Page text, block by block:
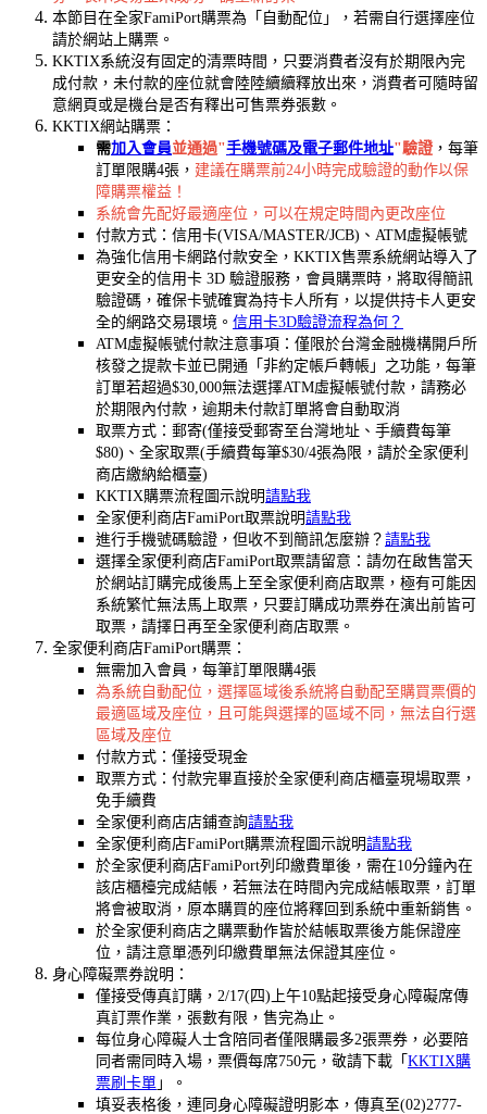
本節目在全家FamiPort購票為「自動配位」，若需自行選擇座位
請於網站上購票。
KKTIX系統沒有固定的清票時間，只要消費者沒有於期限內完
成付款，未付款的座位就會陸陸續續釋放出來，消費者可隨時留
意網頁或是機台是否有釋出可售票券張數。
KKTIX網站購票：
需加入會員並通過"手機號碼及電子郵件地址"驗證 ，每筆
訂單限購4張， 建議在購票前24小時完成驗證的動作以保
障購票權益！
系統會先配好最適座位，可以在規定時間內更改座位
付款方式：信用卡(VISA/MASTER/JCB)、ATM虛擬帳號
為強化信用卡網路付款安全，KKTIX售票系統網站導入了
更安全的信用卡 3D 驗證服務，會員購票時，將取得簡訊
驗證碼，確保卡號確實為持卡人所有，以提供持卡人更安
全的網路交易環境。 信用卡3D驗證流程為何？
ATM虛擬帳號付款注意事項：僅限於台灣金融機構開戶所
核發之提款卡並已開通「非約定帳戶轉帳」之功能，每筆
訂單若超過$30,000無法選擇ATM虛擬帳號付款，請務必
於期限內付款，逾期未付款訂單將會自動取消
取票方式：郵寄(僅接受郵寄至台灣地址、手續費每筆
$80)、全家取票(手續費每筆$30/4張為限，請於全家便利
商店繳納給櫃臺)
KKTIX購票流程圖示說明請點我
全家便利商店FamiPort取票說明請點我
進行手機號碼驗證，但收不到簡訊怎麼辦？ 請點我
選擇全家便利商店FamiPort取票請留意：請勿在啟售當天
於網站訂購完成後馬上至全家便利商店取票，極有可能因
系統繁忙無法馬上取票，只要訂購成功票券在演出前皆可
取票，請擇日再至全家便利商店取票。
全家便利商店FamiPort購票：
無需加入會員，每筆訂單限購4張
為系統自動配位，選擇區域後系統將自動配至購買票價的
最適區域及座位，且可能與選擇的區域不同，無法自行選
區域及座位
付款方式：僅接受現金
取票方式：付款完畢直接於全家便利商店櫃臺現場取票，
免手續費
全家便利商店店鋪查詢請點我
全家便利商店FamiPort購票流程圖示說明請點我
於全家便利商店FamiPort列印繳費單後，需在10分鐘內在
該店櫃檯完成結帳，若無法在時間內完成結帳取票，訂單
將會被取消，原本購買的座位將釋回到系統中重新銷售。
於全家便利商店之購票動作皆於結帳取票後方能保證座
位，請注意單憑列印繳費單無法保證其座位。
身心障礙票券說明：
僅接受傳真訂購，2/17(四)上午10點起接受身心障礙席傳
真訂票作業，張數有限，售完為止。
每位身心障礙人士含陪同者僅限購最多2張票券，必要陪
同者需同時入場，票價每席750元，敬請下載「 KKTIX購
票刷卡單 」。
填妥表格後，連同身心障礙證明影本，傳真至(02)2777-